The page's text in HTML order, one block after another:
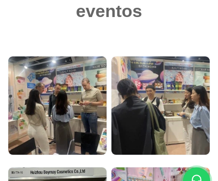
eventos